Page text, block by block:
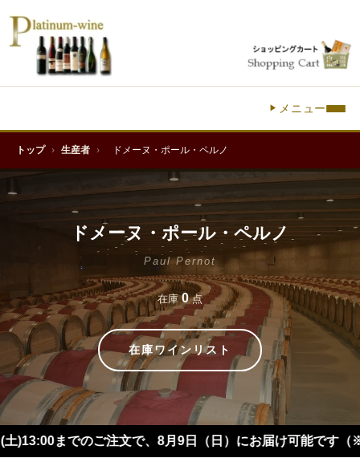
メニュー
トップ › 生産者 › ドメーヌ・ポール・ペルノ
ドメーヌ・ポール・ペルノ
Paul Pernot
在庫0点
在庫ワインリスト
注文で、8月9日（日）にお届け可能です（※四国・中国